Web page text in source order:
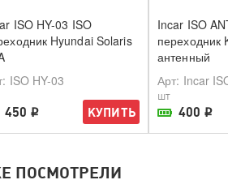
В наличии в магазине
ISO HY-03 ISO
Hyundai Solaris
: ISO HY-03
450 i КУПИТЬ В
Incar ISO
переходник
антенный
Арт: Incar
шт
400 i
ПОСМОТРЕЛИ